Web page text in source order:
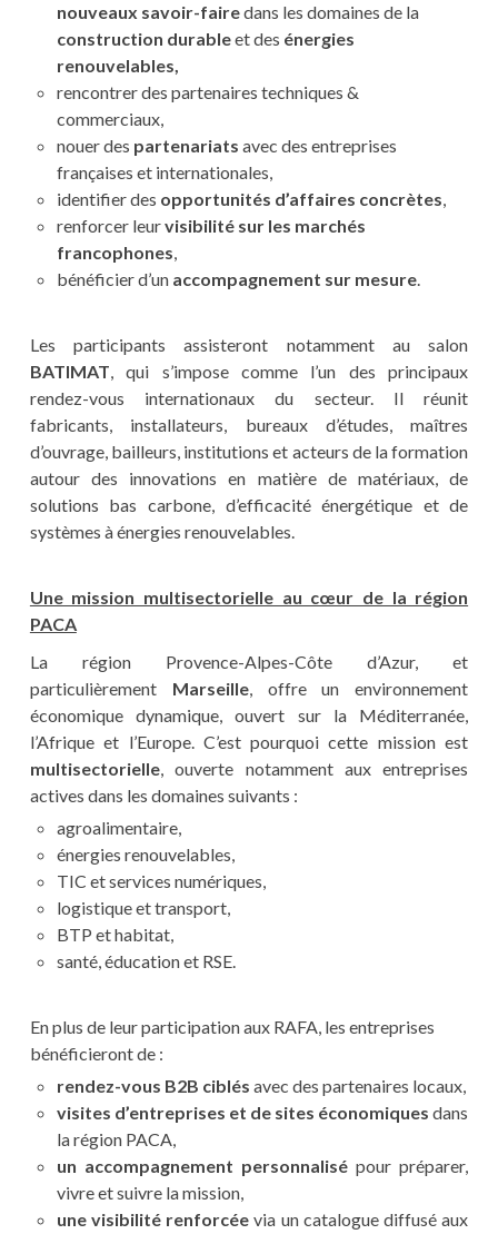
nouveaux savoir-fairedans les domaines de la
construction durableet des énergies
renouvelables,
rencontrer des partenaires techniques &
commerciaux,
nouer des partenariats avec des entreprises
françaises et internationales,
identifier des opportunités d’affaires concrètes,
renforcer leurvisibilité sur les marchés
francophones,
bénéficier d’un accompagnement sur mesure.
Les participants assisteront notamment au salon
BATIMAT, qui s’impose comme l’un des principaux
rendez-vous internationaux du secteur. Il réunit
fabricants, installateurs, bureaux d’études, maîtres
d’ouvrage, bailleurs, institutions et acteurs de la formation
autour des innovations en matière de matériaux, de
solutions bas carbone, d’efficacité énergétique et de
systèmes à énergies renouvelables.
Une mission multisectorielle au cœur de la région
PACA
La région Provence-Alpes-Côte d’Azur, et
particulièrement Marseille, offre un environnement
économique dynamique, ouvert sur la Méditerranée,
l’Afrique et l’Europe. C’est pourquoi cette mission est
multisectorielle, ouverte notamment aux entreprises
actives dans les domaines suivants :
agroalimentaire,
énergies renouvelables,
TIC et services numériques,
logistique et transport,
BTP et habitat,
santé, éducation et RSE.
En plus de leur participation aux RAFA, les entreprises
bénéficieront de :
rendez-vous B2B ciblés avec des partenaires locaux,
visites d’entreprises et de sites économiques dans
la région PACA,
un accompagnement personnalisé pour préparer,
vivre et suivre la mission,
une visibilité renforcée via un catalogue diffusé aux